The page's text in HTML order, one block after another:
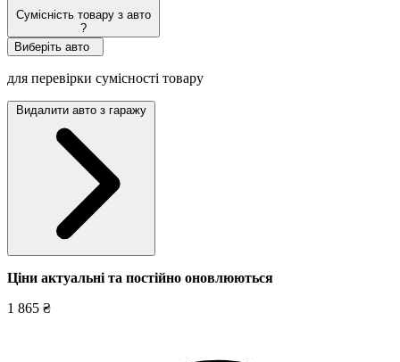
Сумісність товару з авто
?
Виберіть авто
для перевірки сумісності товару
Видалити авто з гаражу
Ціни актуальні та постійно оновлюються
1 865 ₴